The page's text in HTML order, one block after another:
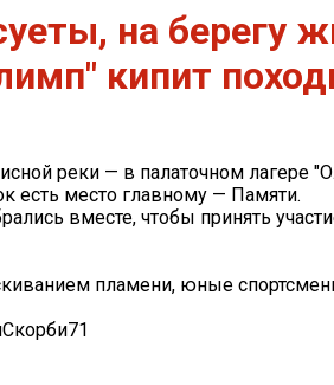
на берегу
кипит
реки — в палаточном лагере
есть место главному — Памяти.
вместе, чтобы принять
пламени, юные